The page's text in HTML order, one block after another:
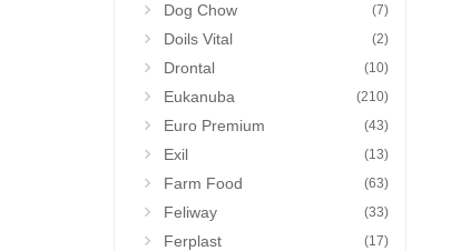
Dog Chow (7)
Doils Vital (2)
Drontal (10)
Eukanuba (210)
Euro Premium (43)
Exil (13)
Farm Food (63)
Feliway (33)
Ferplast (17)